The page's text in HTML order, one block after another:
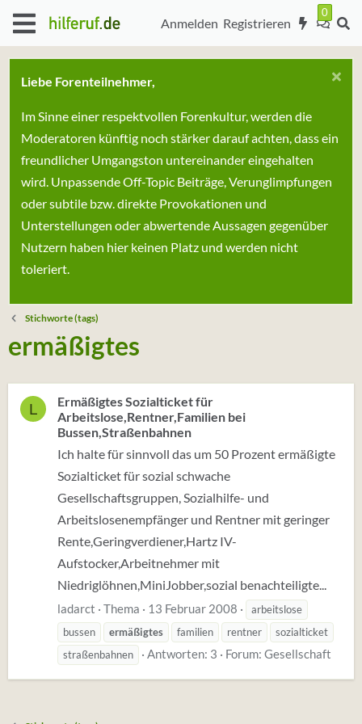
Anmelden Registrieren
Liebe Forenteilnehmer,
Im Sinne einer respektvollen Forenkultur, werden die
Moderatoren künftig noch stärker darauf achten, dass ein
freundlicher Umgangston untereinander eingehalten
wird. Unpassende Off-Topic Beiträge, Verunglimpfungen
oder subtile bzw. direkte Provokationen und
Unterstellungen oder abwertende Aussagen gegenüber
Nutzern haben hier keinen Platz und werden nicht
toleriert.
Stichworte (tags)
ermäßigtes
L
Ermäßigtes Sozialticket für
Arbeitslose,Rentner,Familien bei
Bussen,Straßenbahnen
Ich halte für sinnvoll das um 50 Prozent ermäßigte
Sozialticket für sozial schwache
Gesellschaftsgruppen, Sozialhilfe- und
Arbeitslosenempfänger und Rentner mit geringer
Rente,Geringverdiener,Hartz IV-
Aufstocker,Arbeitnehmer mit
Niedriglöhnen,MiniJobber,sozial benachteiligte...
ladarct Thema 13 Februar 2008
arbeitslose
bussen
ermäßigtes familien rentner
sozialticket
straßenbahnen
Antworten: 3 Forum: Gesellschaft